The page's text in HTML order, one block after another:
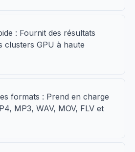
: Fournit des résultats
clusters GPU à haute
formats : Prend en charge
MP3, WAV, MOV, FLV et